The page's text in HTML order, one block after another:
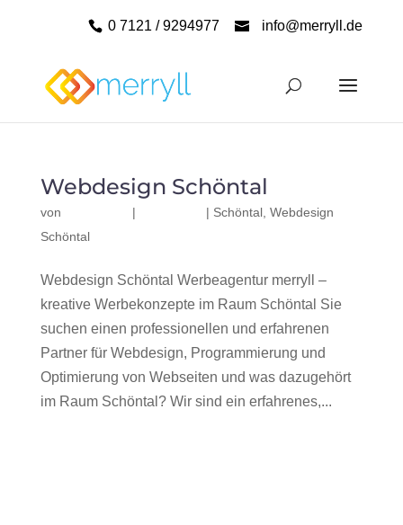
0 7121 / 9294977 info@merryll.de
Webdesign Schöntal
von | | Schöntal, Webdesign
Schöntal
Webdesign Schöntal Werbeagentur merryll –
kreative Werbekonzepte im Raum Schöntal Sie
suchen einen professionellen und erfahrenen
Partner für Webdesign, Programmierung und
Optimierung von Webseiten und was dazugehört
im Raum Schöntal? Wir sind ein erfahrenes,...